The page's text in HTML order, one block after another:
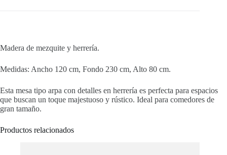
Madera de mezquite y herrería.
Medidas: Ancho 120 cm, Fondo 230 cm, Alto 80 cm.
Esta mesa tipo arpa con detalles en herrería es perfecta para espacios
que buscan un toque majestuoso y rústico. Ideal para comedores de
gran tamaño.
Productos relacionados